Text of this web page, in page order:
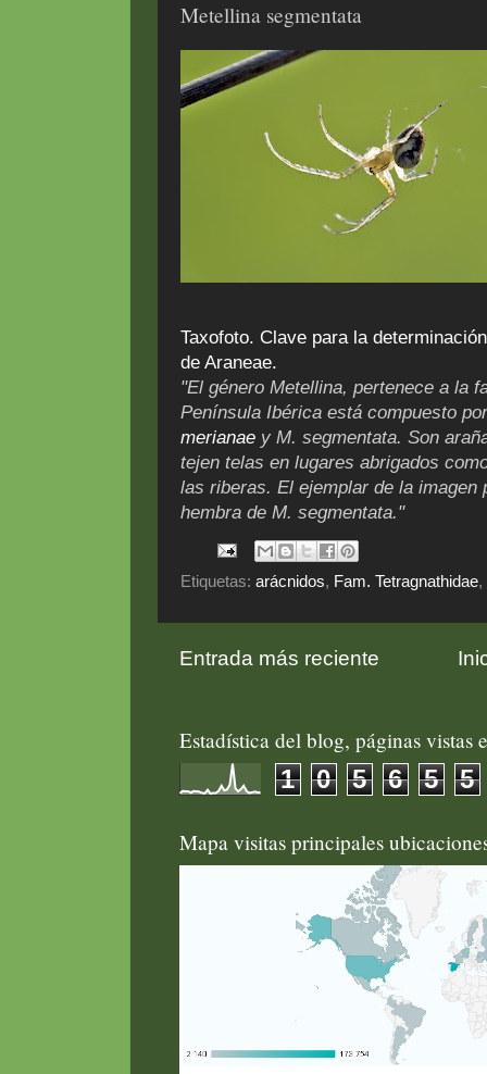
Metellina segmentata
Taxofoto. Clave para la
de Araneae.
"El género Metellina, pertenece a la
Península Ibérica está compuesto
merianae y M. segmentata. Son
tejen telas en lugares abrigados
las riberas. El ejemplar de la imagen
hembra de M. segmentata."
Etiquetas: arácnidos, Fam. Tetragnathidae,
Entrada más reciente
Estadística del blog, páginas vistas
1 0 5 6 5 5
Mapa visitas principales